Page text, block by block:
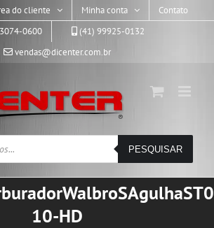
do cliente Minha conta
Contato
0600
(41) 99925-0132
vendas@dicenter.com.br
PESQUISAR
10-HD